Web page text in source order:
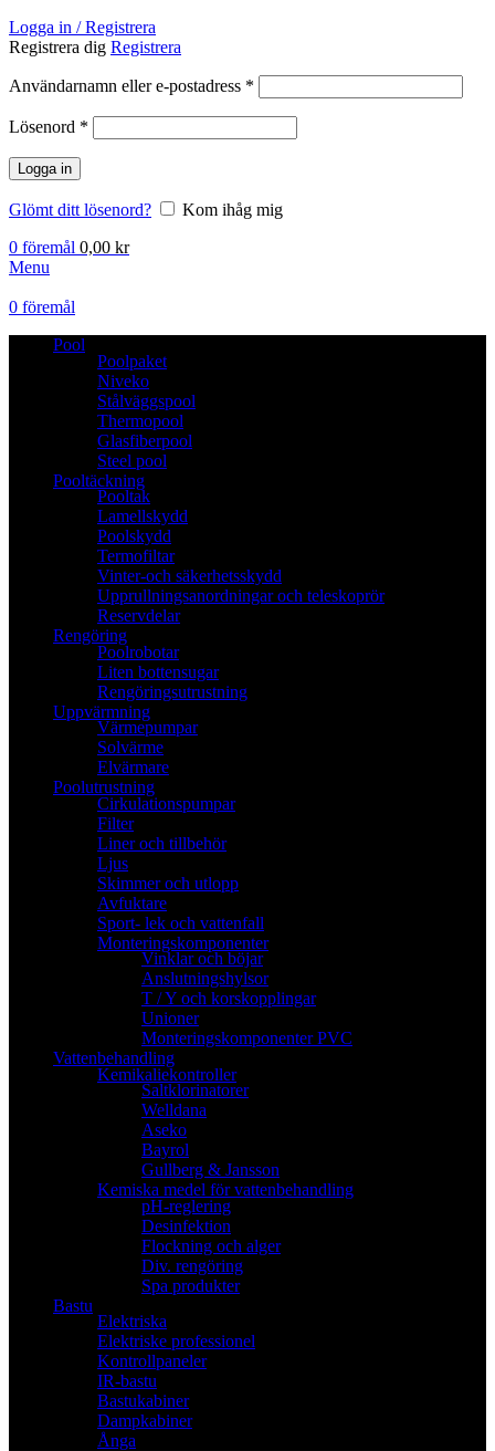
Logga in / Registrera
Registrera dig Registrera
Användarnamn eller e-postadress *
Lösenord *
Logga in
Glömt ditt lösenord?
Kom ihåg mig
0 föremål 0,00 kr
Menu
0 föremål
Pool
Poolpaket
Niveko
Stålväggspool
Thermopool
Glasfiberpool
Steel pool
Pooltäckning
Pooltak
Lamellskydd
Poolskydd
Termofiltar
Vinter-och säkerhetsskydd
Upprullningsanordningar och teleskoprör
Reservdelar
Rengöring
Poolrobotar
Liten bottensugar
Rengöringsutrustning
Uppvärmning
Värmepumpar
Solvärme
Elvärmare
Poolutrustning
Cirkulationspumpar
Filter
Liner och tillbehör
Ljus
Skimmer och utlopp
Avfuktare
Sport- lek och vattenfall
Monteringskomponenter
Vinklar och böjar
Anslutningshylsor
T / Y och korskopplingar
Unioner
Monteringskomponenter PVC
Vattenbehandling
Kemikaliekontroller
Saltklorinatorer
Welldana
Aseko
Bayrol
Gullberg & Jansson
Kemiska medel för vattenbehandling
pH-reglering
Desinfektion
Flockning och alger
Div. rengöring
Spa produkter
Bastu
Elektriska
Elektriske professionel
Kontrollpaneler
IR-bastu
Bastukabiner
Dampkabiner
Ånga